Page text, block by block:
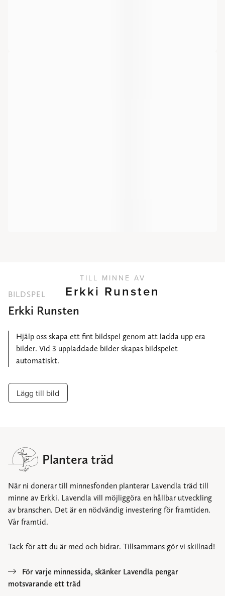
TILL MINNE AV
Erkki Runsten
BILDSPEL
Erkki Runsten
Hjälp oss skapa ett fint bildspel genom att ladda upp era
bilder. Vid 3 uppladdade bilder skapas bildspelet
automatiskt.
Lägg till bild
Plantera träd
När ni donerar till minnesfonden planterar Lavendla träd till
minne av Erkki. Lavendla vill möjliggöra en hållbar utveckling
av branschen. Det är en nödvändig investering för framtiden.
Vår framtid.
Tack för att du är med och bidrar. Tillsammans gör vi skillnad!
För varje minnessida, skänker Lavendla pengar
motsvarande ett träd